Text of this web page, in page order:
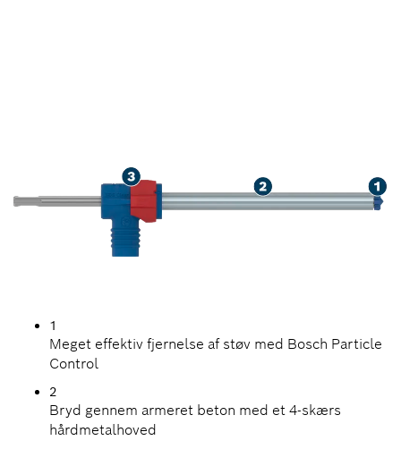
1
Meget effektiv fjernelse af støv med Bosch Particle
Control
2
Bryd gennem armeret beton med et 4-skærs
hårdmetalhoved